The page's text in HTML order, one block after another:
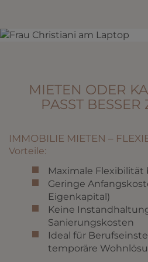
MIETEN ODER
PASST
IMMOBILIE MIETEN –
Vorteile:
Maximale
Geringe
Eigenkapital)
Keine
Sanierungskosten
Ideal für
temporäre